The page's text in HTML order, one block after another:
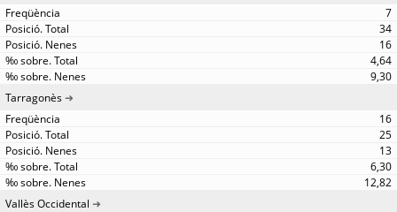
7
34
16
4,64
9,30
Tarragonès
16
25
13
6,30
12,82
Vallès Occidental